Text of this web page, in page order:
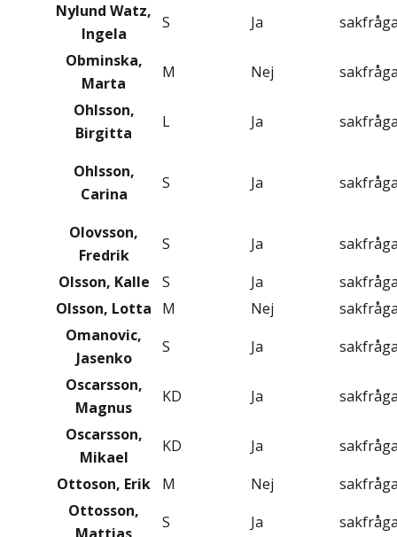
Nylund Watz,
Ingela
S Ja
Obminska,
Marta
M Nej
Ohlsson,
Birgitta
L Ja
Ohlsson,
Carina
S Ja
Olovsson,
Fredrik
S Ja
Olsson, Kalle
S Ja
Olsson, Lotta
M Nej
Omanovic,
Jasenko
S Ja
Oscarsson,
Magnus
KD Ja
Oscarsson,
Mikael
KD Ja
Ottoson, Erik
M Nej
Ottosson,
S Ja